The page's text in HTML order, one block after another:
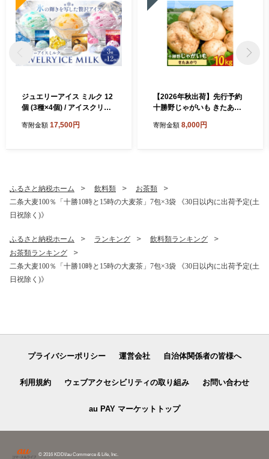
ジュエリーアイス ミルク 12
個 (3種×4個) / アイスクリー
スイーツ お菓子 デザート ぶ
寄附金額 17,500円
【2026年秋出荷】先行予約
十勝野じゃがいも きたあか
0月中旬-11月末頃出荷》北海
寄附金額 8,000円
ふるさと納税ホーム 飲料類
お茶類
二条大麦100％「十勝10時と15時の大麦茶」7包×3袋 《30日以内に出荷予定(土
日祝除く)》
ふるさと納税ホーム ランキング
飲料類ランキング
お茶類ランキング
二条大麦100％「十勝10時と15時の大麦茶」7包×3袋 《30日以内に出荷予定(土
日祝除く)》
プライバシーポリシー 運営会社 自治体関係者の皆様へ
利用規約 ウェブアクセシビリティの取り組み お問い合わせ
au PAY マーケットトップ
© 2016 KDDI/au Commerce & Life, Inc.